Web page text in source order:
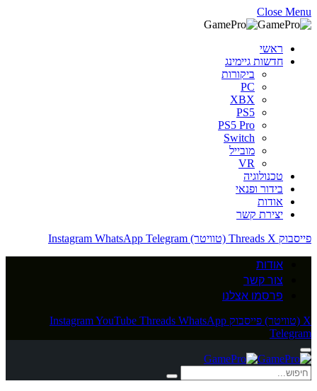
Close Menu
ראשי
חדשות גיימינג
ביקורות
PC
XBX
PS5
PS5 Pro
Switch
מובייל
VR
טכנולוגיה
בידור ופנאי
אודות
יצירת קשר
פייסבוק
Threads X (טוויטר) Instagram WhatsApp Telegram
אודות
צור קשר
פרסמו אצלנו
X (טוויטר) פייסבוק InstagramYouTube Threads WhatsApp
Telegram